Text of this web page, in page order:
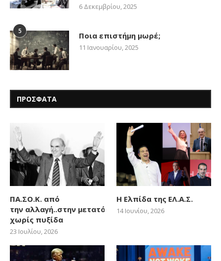
6 Δεκεμβρίου, 2025
5 Ποια επιστήμη μωρέ;
11 Ιανουαρίου, 2025
ΠΡΟΣΦΑΤΑ
ΠΑ.ΣΟ.Κ. από
την αλλαγή..στην μετατόπιση
χωρίς πυξίδα
23 Ιουλίου, 2026
Η Ελπίδα της ΕΛ.Α.Σ.
14 Ιουνίου, 2026